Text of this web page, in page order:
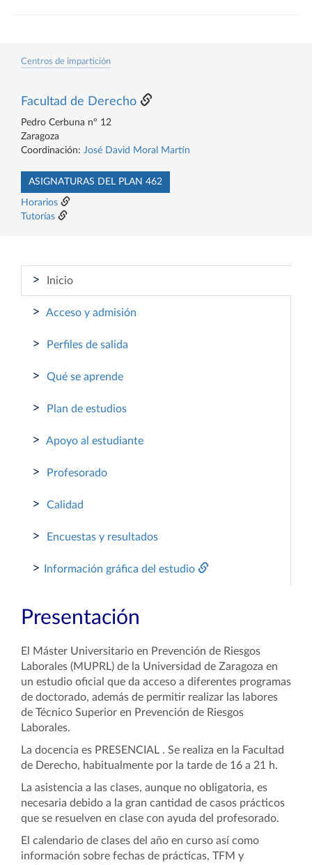
Centros de impartición
Facultad de Derecho
Pedro Cerbuna nº 12
Zaragoza
Coordinación: José David Moral Martín
ASIGNATURAS DEL PLAN 462
Horarios
Tutorías
> Inicio
> Acceso y admisión
> Perfiles de salida
> Qué se aprende
> Plan de estudios
> Apoyo al estudiante
> Profesorado
> Calidad
> Encuestas y resultados
> Información gráfica del estudio
Presentación
El Máster Universitario en Prevención de Riesgos
Laborales (MUPRL) de la Universidad de Zaragoza en
un estudio oficial que da acceso a diferentes programas
de doctorado, además de permitir realizar las labores
de Técnico Superior en Prevención de Riesgos
Laborales.
La docencia es PRESENCIAL . Se realiza en la Facultad
de Derecho, habitualmente por la tarde de 16 a 21 h.
La asistencia a las clases, aunque no obligatoria, es
necesaria debido a la gran cantidad de casos prácticos
que se resuelven en clase con ayuda del profesorado.
El calendario de clases del año en curso así como
información sobre fechas de prácticas, TFM y